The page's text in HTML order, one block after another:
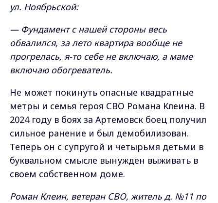
ул. Ноябрьской:
— Фундамент с нашей стороны весь
обвалился, за лето квартира вообще не
прогрелась, я-то себе не включаю, а маме
включаю обогреватель.
Не может покинуть опасные квадратные
метры и семья героя СВО Романа Клеина. В
2024 году в боях за Артемовск боец получил
сильное ранение и был демобилизован.
Теперь он с супругой и четырьмя детьми в
буквальном смысле вынужден выживать в
своем собственном доме.
Роман Клеин, ветеран СВО, житель д. №11 по